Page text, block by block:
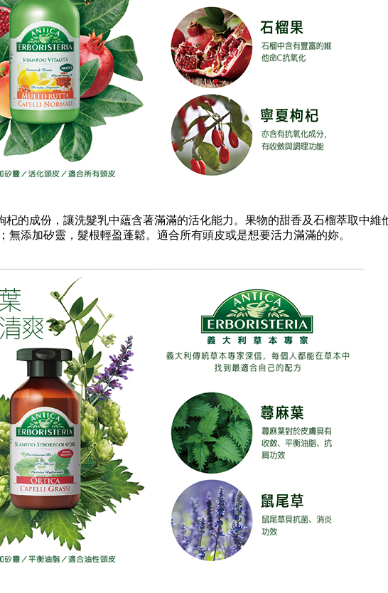
的成份，讓洗髮乳中蘊含著滿滿的活化能力。果物的甜香及石榴萃取中
無添加矽靈，髮根輕盈蓬鬆。適合所有頭皮或是想要活力滿滿的妳。